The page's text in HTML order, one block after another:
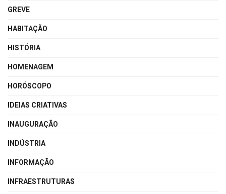
GREVE
HABITAÇÃO
HISTÓRIA
HOMENAGEM
HORÓSCOPO
IDEIAS CRIATIVAS
INAUGURAÇÃO
INDÚSTRIA
INFORMAÇÃO
INFRAESTRUTURAS